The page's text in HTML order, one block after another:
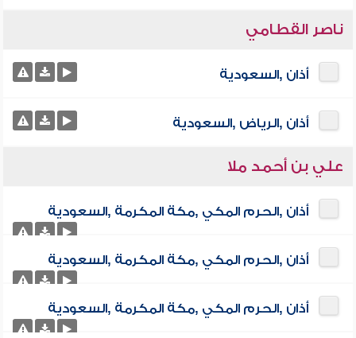
ناصر القطامي
أذان ,السعودية
أذان ,الرياض ,السعودية
علي بن أحمد ملا
أذان ,الحرم المكي ,مكة المكرمة ,السعودية
أذان ,الحرم المكي ,مكة المكرمة ,السعودية
أذان ,الحرم المكي ,مكة المكرمة ,السعودية